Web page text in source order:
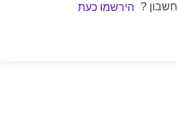
? הירשמו כעת